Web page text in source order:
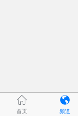
首页 频道